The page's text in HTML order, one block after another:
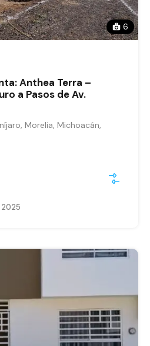
6
Anthea Terra –
a Pasos de Av.
Morelia, Michoacán,
2025